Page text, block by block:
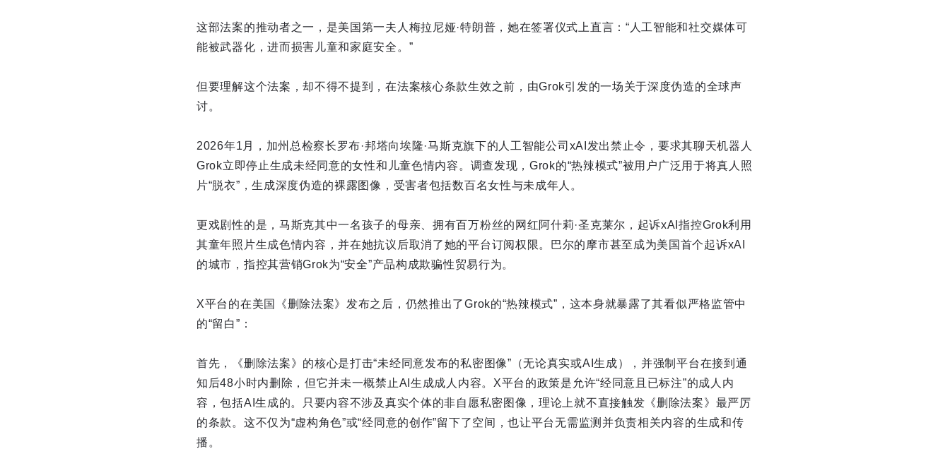
这部法案的推动者之一，是美国第一夫人梅拉尼娅·特朗普，她在签署仪式上直言：“人工智能和社交媒体可
能被武器化，进而损害儿童和家庭安全。”
但要理解这个法案，却不得不提到，在法案核心条款生效之前，由Grok引发的一场关于深度伪造的全球声
讨。
2026年1月，加州总检察长罗布·邦塔向埃隆·马斯克旗下的人工智能公司xAI发出禁止令，要求其聊天机器人
Grok立即停止生成未经同意的女性和儿童色情内容。调查发现，Grok的“热辣模式”被用户广泛用于将真人照
片“脱衣”，生成深度伪造的裸露图像，受害者包括数百名女性与未成年人。
更戏剧性的是，马斯克其中一名孩子的母亲、拥有百万粉丝的网红阿什莉·圣克莱尔，起诉xAI指控Grok利用
其童年照片生成色情内容，并在她抗议后取消了她的平台订阅权限。巴尔的摩市甚至成为美国首个起诉xAI
的城市，指控其营销Grok为“安全”产品构成欺骗性贸易行为。
X平台的在美国《删除法案》发布之后，仍然推出了Grok的“热辣模式”，这本身就暴露了其看似严格监管中
的“留白”：
首先，《删除法案》的核心是打击“未经同意发布的私密图像”（无论真实或AI生成），并强制平台在接到通
知后48小时内删除，但它并未一概禁止AI生成成人内容。X平台的政策是允许“经同意且已标注”的成人内
容，包括AI生成的。只要内容不涉及真实个体的非自愿私密图像，理论上就不直接触发《删除法案》最严厉
的条款。这不仅为“虚构角色”或“经同意的创作”留下了空间，也让平台无需监测并负责相关内容的生成和传
播。